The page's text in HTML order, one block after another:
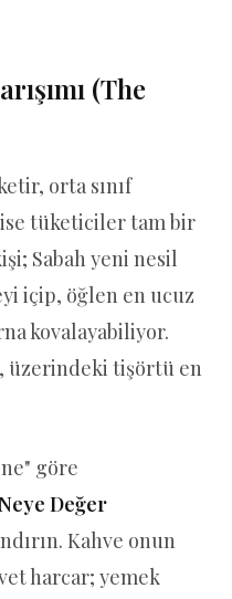
(The
orta sınıf
tüketiciler tam bir
Sabah yeni nesil
içip, öğlen en ucuz
kovalayabiliyor.
üzerindeki tişörtü en
göre
Değer
Kahve onun
harcar; yemek